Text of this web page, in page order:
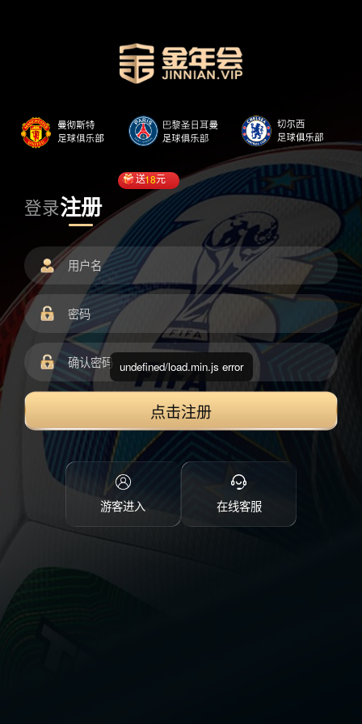
登录注册
送18元
点击注册
游客进入 在线客服
undefined/load.min.js error